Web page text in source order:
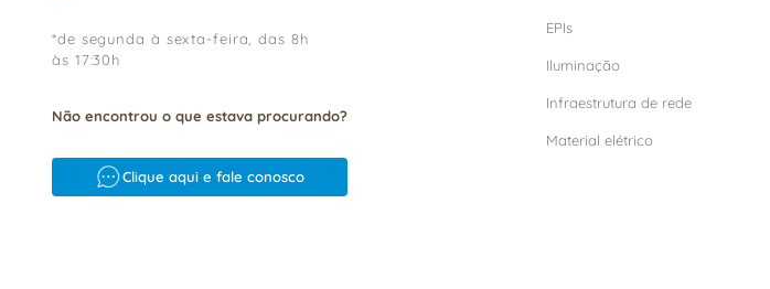
*de segunda à sexta-feira, das 8h
às 17:30h
Não encontrou o que estava procurando?
Clique aqui e fale conosco
EPIs
Iluminação
Infraestrutura de rede
Material elétrico